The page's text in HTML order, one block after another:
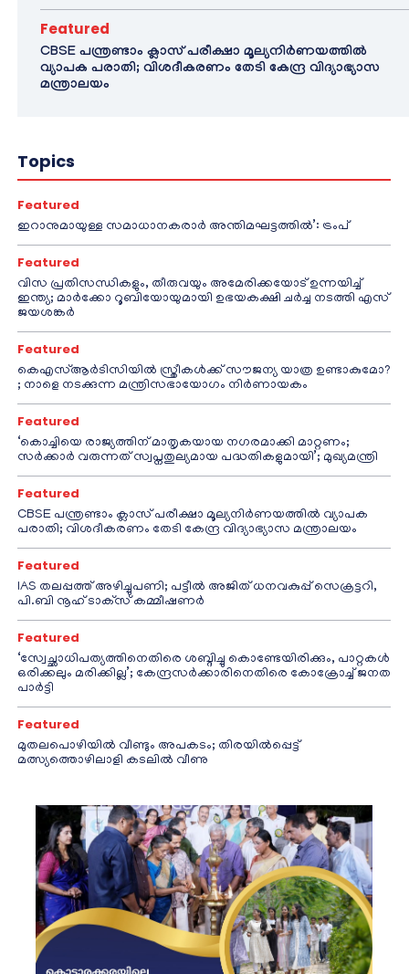
Featured
CBSE പന്ത്രണ്ടാം ക്ലാസ് പരീക്ഷാ മൂല്യനിർണയത്തിൽ
വ്യാപക പരാതി; വിശദീകരണം തേടി കേന്ദ്ര വിദ്യാഭ്യാസ
മന്ത്രാലയം
Topics
Featured
ഇറാനുമായുള്ള സമാധാനകരാർ അന്തിമഘട്ടത്തിൽ‌’: ട്രംപ്
Featured
വിസ പ്രതിസന്ധികളും, തീരുവയും അമേരിക്കയോട് ഉന്നയിച്ച്
ഇന്ത്യ; മാർക്കോ റൂബിയോയുമായി ഉഭയകക്ഷി ചർച്ച നടത്തി എസ്
ജയശങ്കർ
Featured
കെഎസ്ആർടിസിയിൽ സ്ത്രീകൾക്ക് സൗജന്യ യാത്ര ഉണ്ടാകുമോ?
; നാളെ നടക്കുന്ന മന്ത്രിസഭായോഗം നിർണായകം
Featured
‘കൊച്ചിയെ രാജ്യത്തിന് മാതൃകയായ നഗരമാക്കി മാറ്റണം;
സർക്കാർ വരുന്നത് സ്വപ്നതുല്യമായ പദ്ധതികളുമായി’; മുഖ്യമന്ത്രി
Featured
CBSE പന്ത്രണ്ടാം ക്ലാസ് പരീക്ഷാ മൂല്യനിർണയത്തിൽ വ്യാപക
പരാതി; വിശദീകരണം തേടി കേന്ദ്ര വിദ്യാഭ്യാസ മന്ത്രാലയം
Featured
IAS തലപ്പത്ത് അഴിച്ചുപണി; പട്ടീല്‍ അജിത് ധനവകുപ്പ് സെക്രട്ടറി,
പി.ബി നൂഹ് ടാക്‌സ് കമ്മീഷണര്‍
Featured
‘സ്വേച്ഛാധിപത്യത്തിനെതിരെ ശബ്ദിച്ചു കൊണ്ടേയിരിക്കും, പാറ്റകൾ
ഒരിക്കലും മരിക്കില്ല’; കേന്ദ്രസർക്കാരിനെതിരെ കോക്രോച്ച് ജനത
പാർട്ടി
Featured
മുതലപൊഴിയിൽ വീണ്ടും അപകടം; തിരയിൽപ്പെട്ട്
മത്സ്യത്തൊഴിലാളി കടലിൽ വീണു